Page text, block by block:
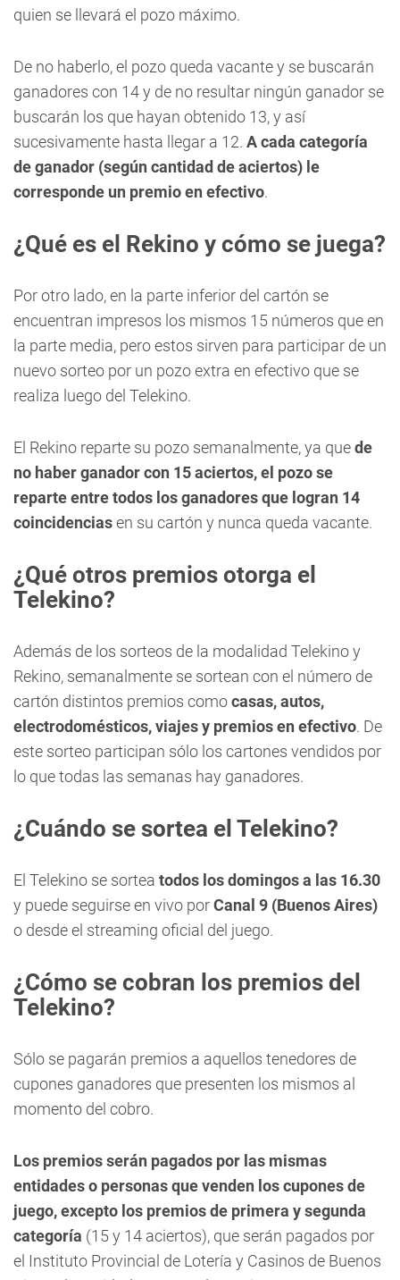
quien se llevará el pozo máximo.
De no haberlo, el pozo queda vacante y se buscarán
ganadores con 14 y de no resultar ningún ganador se
buscarán los que hayan obtenido 13, y así
sucesivamente hasta llegar a 12. A cada categoría
de ganador (según cantidad de aciertos) le
corresponde un premio en efectivo.
¿Qué es el Rekino y cómo se juega?
Por otro lado, en la parte inferior del cartón se
encuentran impresos los mismos 15 números que en
la parte media, pero estos sirven para participar de un
nuevo sorteo por un pozo extra en efectivo que se
realiza luego del Telekino.
El Rekino reparte su pozo semanalmente, ya quede
no haber ganador con 15 aciertos, el pozo se
reparte entre todos los ganadores que logran 14
coincidenciasen su cartón y nunca queda vacante.
¿Qué otros premios otorga el
Telekino?
Además de los sorteos de la modalidad Telekino y
Rekino, semanalmente se sortean con el número de
cartón distintos premios comocasas, autos,
electrodomésticos, viajes y premios en efectivo. De
este sorteo participan sólo los cartones vendidos por
lo que todas las semanas hay ganadores.
¿Cuándo se sortea el Telekino?
El Telekino se sortea todos los domingos a las 16.30
y puede seguirse en vivo porCanal 9 (Buenos Aires)
o desde el streaming oficial del juego.
¿Cómo se cobran los premios del
Telekino?
Sólo se pagarán premios a aquellos tenedores de
cupones ganadores que presenten los mismos al
momento del cobro.
Los premios serán pagados por las mismas
entidades o personas que venden los cupones de
juego, excepto los premios de primera y segunda
categoría (15 y 14 aciertos), que serán pagados por
el Instituto Provincial de Lotería y Casinos de Buenos